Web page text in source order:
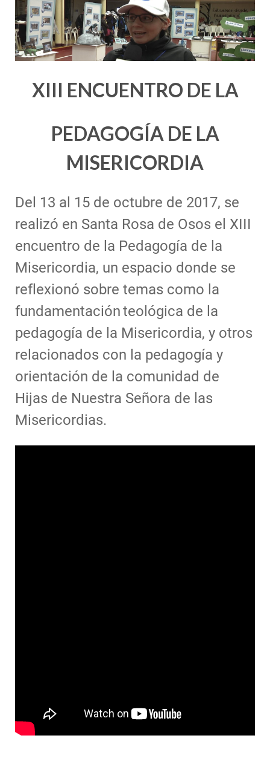
XIII ENCUENTRO DE LA
PEDAGOGÍA DE LA
MISERICORDIA
Del 13 al 15 de octubre de 2017, se
realizó en Santa Rosa de Osos el XIII
encuentro de la Pedagogía de la
Misericordia, un espacio donde se
reflexionó sobre temas como la
fundamentaciónteológica de la
pedagogía de la Misericordia, y otros
relacionados con la pedagogía y
orientación de la comunidad de
Hijas de Nuestra Señora de las
Misericordias.